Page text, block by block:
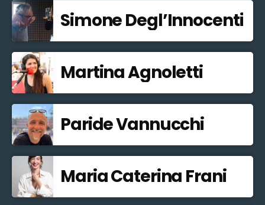
Simone Degl’Innocenti
Martina Agnoletti
Paride Vannucchi
Maria Caterina Frani